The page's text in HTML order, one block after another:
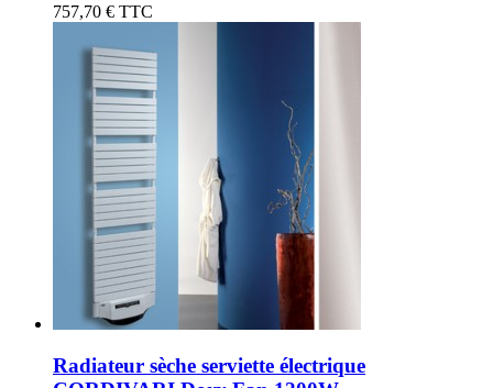
757,70 € TTC
Radiateur sèche serviette électrique